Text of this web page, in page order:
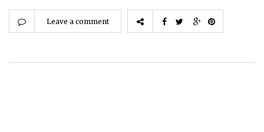
Leave a comment